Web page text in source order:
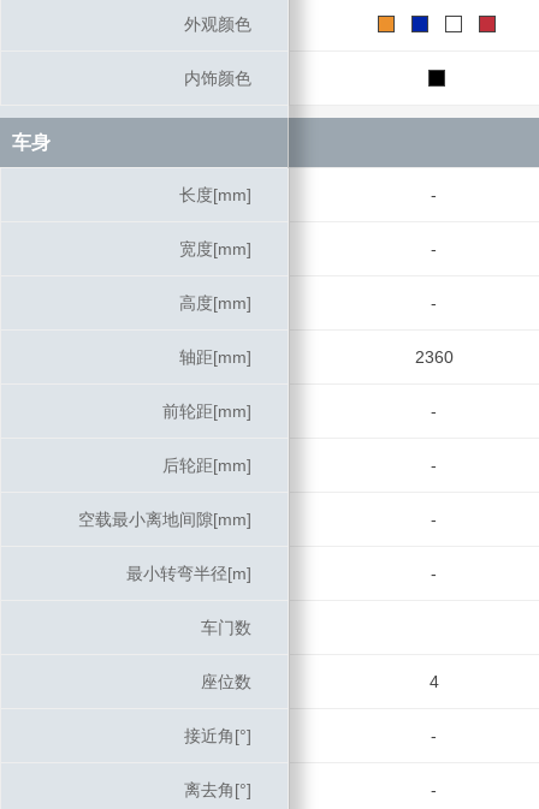
外观颜色
内饰颜色
车身
长度[mm] -
宽度[mm] -
高度[mm] -
轴距[mm] 2360
前轮距[mm] -
后轮距[mm] -
空载最小离地间隙[mm] -
最小转弯半径[m] -
车门数
座位数 4
接近角[°] -
离去角[°] -
外观颜色
内饰颜色
车身
长度[mm]
宽度[mm]
高度[mm]
轴距[mm]
前轮距[mm]
后轮距[mm]
空载最小离地间隙[mm]
最小转弯半径[m]
车门数
座位数
接近角[°]
离去角[°]